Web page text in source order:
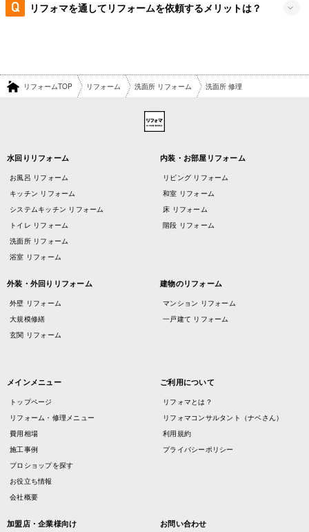
リフォマを通してリフォームを依頼するメリットは？
リフォームTOP リフォーム 洗面所 リフォーム 洗面所 修理
水回りリフォーム
お風呂 リフォーム
キッチン リフォーム
システムキッチン リフォーム
トイレ リフォーム
洗面所 リフォーム
浴室 リフォーム
内装・お部屋リフォーム
リビング リフォーム
和室 リフォーム
床 リフォーム
階段 リフォーム
外装・外回りリフォーム
外壁 リフォーム
大規模修繕
玄関 リフォーム
建物のリフォーム
マンション リフォーム
一戸建て リフォーム
メインメニュー
トップページ
リフォーム・修理メニュー
費用相場
施工事例
プロショップを探す
お役立ち情報
会社概要
ご利用について
リフォマとは？
リフォマコンサルタント（ナベさん）
利用規約
プライバシーポリシー
加盟店・企業様向け お問い合わせ